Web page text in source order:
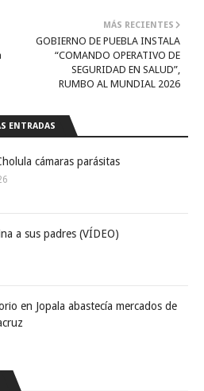
MÁS RECIENTES
GOBIERNO DE PUEBLA INSTALA
“COMANDO OPERATIVO DE
SEGURIDAD EN SALUD”,
RUMBO AL MUNDIAL 2026
ENTRADAS
cámaras parásitas
a sus padres (VÍDEO)
en Jopala abastecía mercados de